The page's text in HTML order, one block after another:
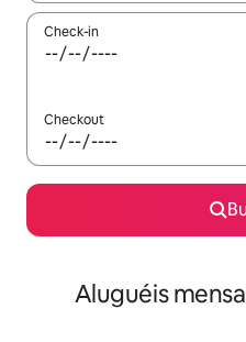
Check-in
Checkout
Aluguéis